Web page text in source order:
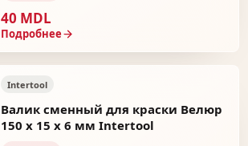
40 MDL
Подробнее
Intertool
Валик сменный для краски Велюр
150 x 15 x 6 мм Intertool